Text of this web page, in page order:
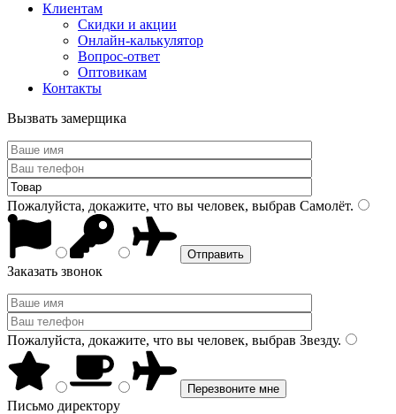
Клиентам
Скидки и акции
Онлайн-калькулятор
Вопрос-ответ
Оптовикам
Контакты
Вызвать замерщика
Пожалуйста, докажите, что вы человек, выбрав Самолёт.
Заказать звонок
Пожалуйста, докажите, что вы человек, выбрав Звезду.
Письмо директору